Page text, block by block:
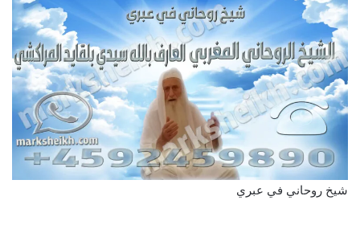
شيخ روحاني في عبري